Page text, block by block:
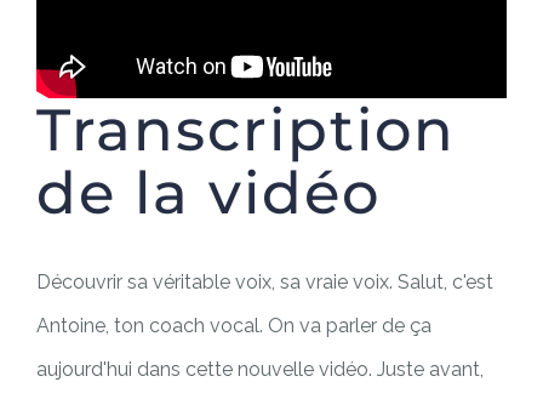
Transcription
de la vidéo
Découvrir sa véritable voix, sa vraie voix. Salut, c'est
Antoine, ton coach vocal. On va parler de ça
aujourd'hui dans cette nouvelle vidéo. Juste avant,